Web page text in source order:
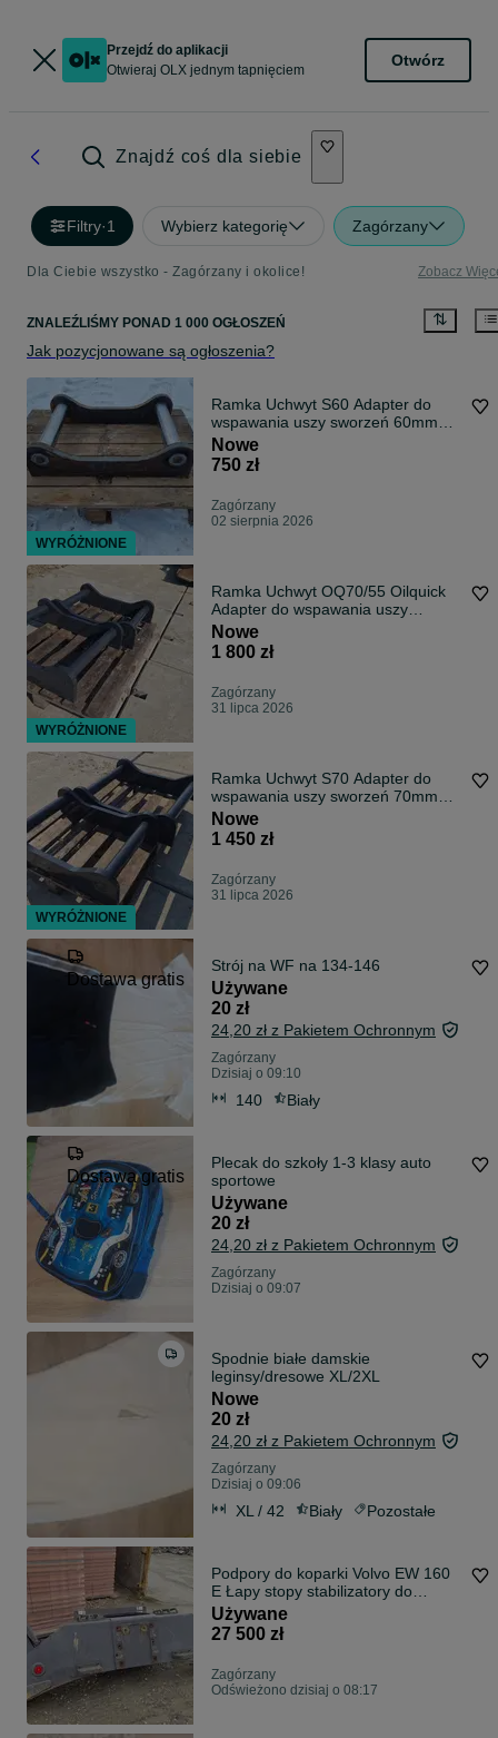
Przejdź do aplikacji
Otwieraj OLX jednym tapnięciem
Otwórz
Znajdź coś dla siebie
Filtry·1 Wybierz kategorię Zagórzany
Dla Ciebie wszystko - Zagórzany i okolice! Zobacz
ZNALEŹLIŚMY PONAD 1 000 OGŁOSZEŃ
Jak pozycjonowane są ogłoszenia?
Ramka Uchwyt S60 Adapter do
wspawania uszy sworzeń 60mm
rama mocowanie
Nowe
750 zł
Zagórzany
02 sierpnia 2026
Ramka Uchwyt OQ70/55 Oilquick
Adapter do wspawania uszy
sworzeń 70mm rama mocowanie
s70
Nowe
1 800 zł
Zagórzany
31 lipca 2026
Ramka Uchwyt S70 Adapter do
wspawania uszy sworzeń 70mm
rama mocowanie
Nowe
1 450 zł
Zagórzany
31 lipca 2026
Dostawa gratis
Strój na WF na 134-146
Używane
20 zł
24,20 zł z Pakietem Ochronnym
Zagórzany
Dzisiaj o 09:10
140 Biały
Dostawa gratis
Plecak do szkoły 1-3 klasy auto
sportowe
Używane
20 zł
24,20 zł z Pakietem Ochronnym
Zagórzany
Dzisiaj o 09:07
Spodnie białe damskie
leginsy/dresowe XL/2XL
Nowe
20 zł
24,20 zł z Pakietem Ochronnym
Zagórzany
Dzisiaj o 09:06
XL / 42 Biały Pozostałe
Podpory do koparki Volvo EW 160
E Łapy stopy stabilizatory do
koparki kołowej Hitachi Doosan
EW140
Używane
27 500 zł
Zagórzany
Odświeżono dzisiaj o 08:17
WYRÓŻNIONE
WYRÓŻNIONE
WYRÓŻNIONE